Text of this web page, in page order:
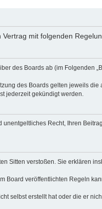
mit folgenden
des Boards ab (im Folgenden
des Boards gelten jeweils
jederzeit gekündigt werden.
Recht, Ihren
Sitten verstoßen. Sie erklären
Board veröffentlichten Regeln
selbst erstellt hat oder die er